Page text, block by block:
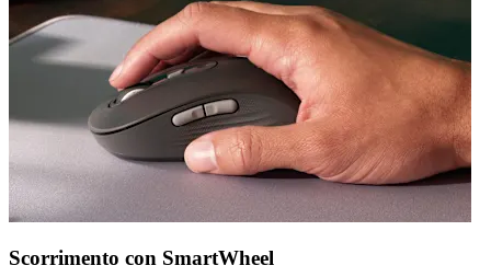
Scorrimento con SmartWheel